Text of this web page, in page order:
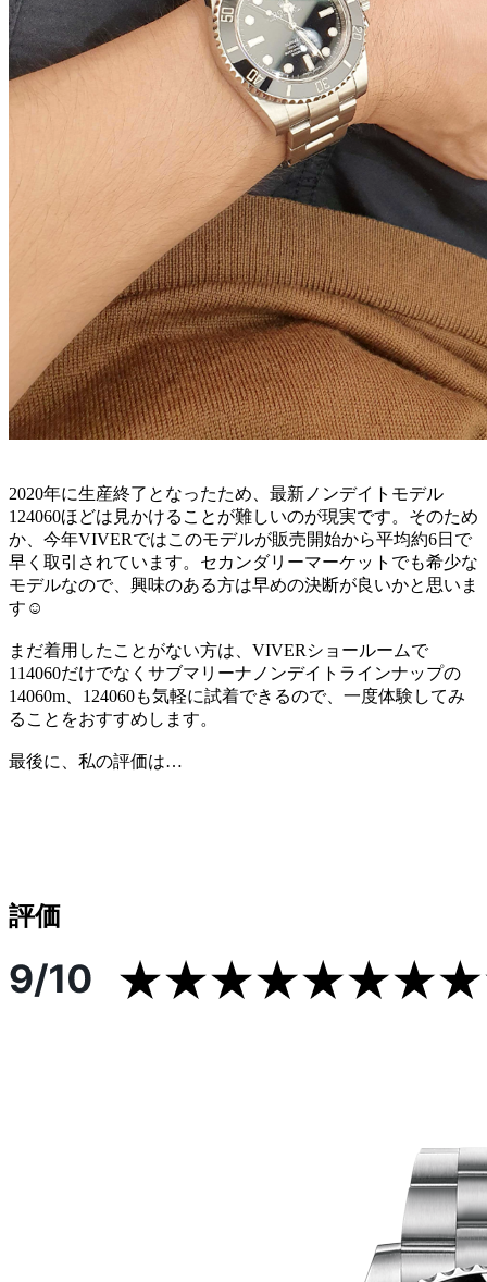
2020年に生産終了となったため、最新ノンデイトモデル
124060ほどは見かけることが難しいのが現実です。そのため
か、今年VIVERではこのモデルが販売開始から平均約6日で
早く取引されています。セカンダリーマーケットでも希少な
モデルなので、興味のある方は早めの決断が良いかと思いま
す☺
まだ着用したことがない方は、VIVERショールームで
114060だけでなくサブマリーナノンデイトラインナップの
14060m、124060も気軽に試着できるので、一度体験してみ
ることをおすすめします。
最後に、私の評価は…
評価